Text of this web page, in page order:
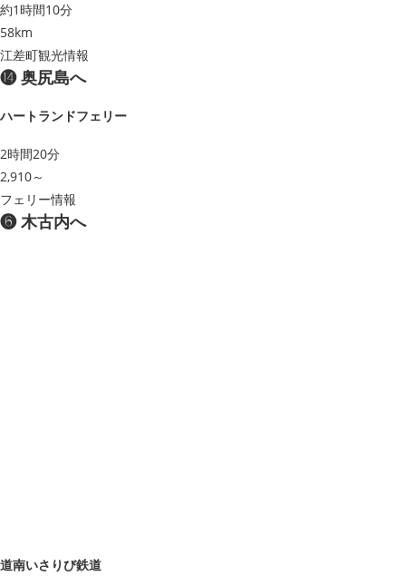
約1時間10分
58km
江差町観光情報
⓮ 奥尻島へ
ハートランドフェリー
2時間20分
2,910～
フェリー情報
❻ 木古内へ
道南いさりび鉄道